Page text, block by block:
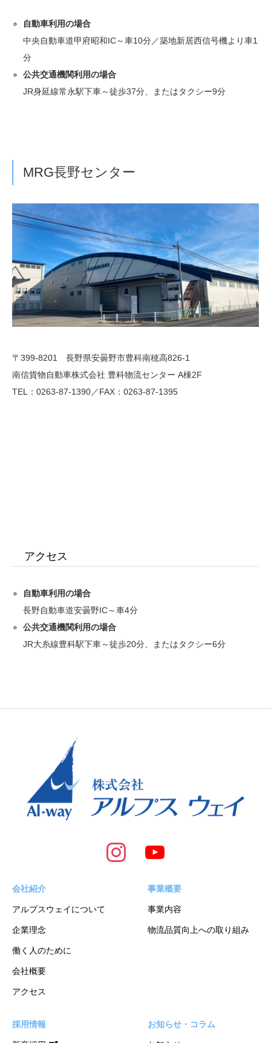
自動車利用の場合
中央自動車道甲府昭和IC～車10分／築地新居西信号機より車1
分
公共交通機関利用の場合
JR身延線常永駅下車～徒歩37分、またはタクシー9分
MRG長野センター
〒399-8201 長野県安曇野市豊科南穂高826-1
南信貨物自動車株式会社 豊科物流センター A棟2F
TEL：0263-87-1390／FAX：0263-87-1395
アクセス
自動車利用の場合
長野自動車道安曇野IC～車4分
公共交通機関利用の場合
JR大糸線豊科駅下車～徒歩20分、またはタクシー6分
会社紹介
アルプスウェイについて
企業理念
働く人のために
会社概要
アクセス
事業概要
事業内容
物流品質向上への取り組み
採用情報 お知らせ・コラム